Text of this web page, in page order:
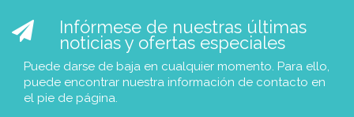
Infórmese de nuestras últimas
noticias y ofertas especiales
Puede darse de baja en cualquier momento. Para ello,
puede encontrar nuestra información de contacto en
el pie de página.